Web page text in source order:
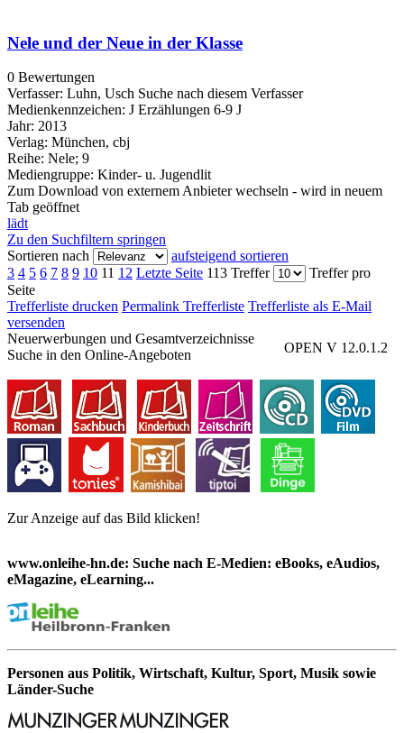
Nele und der Neue in der Klasse
0 Bewertungen
Verfasser: Luhn, Usch Suche nach diesem Verfasser
Medienkennzeichen: J Erzählungen 6-9 J
Jahr: 2013
Verlag: München, cbj
Reihe: Nele; 9
Mediengruppe: Kinder- u. Jugendlit
Zum Download von externem Anbieter wechseln - wird in neuem
Tab geöffnet
lädt
Zu den Suchfiltern springen
Sortieren nach
aufsteigend sortieren
3 4 5 6 7 8 9 10 11 12 Letzte Seite 113 Treffer
Treffer pro
Seite
Trefferliste drucken Permalink Trefferliste Trefferliste als E-Mail
versenden
OPEN V 12.0.1.2
Neuerwerbungen und Gesamtverzeichnisse
Zur Anzeige auf das Bild klicken!
Suche in den Online-Angeboten
www.onleihe-hn.de: Suche nach E-Medien: eBooks, eAudios,
eMagazine, eLearning...
Personen aus Politik, Wirtschaft, Kultur, Sport, Musik sowie
Länder-Suche